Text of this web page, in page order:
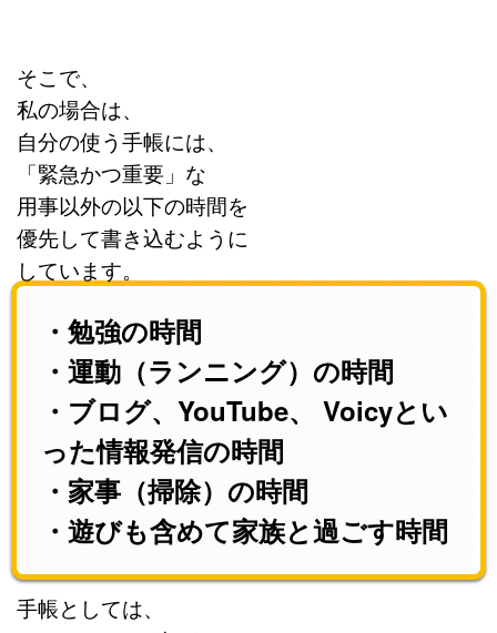
そこで、
私の場合は、
自分の使う手帳には、
「緊急かつ重要」な
用事以外の以下の時間を
優先して書き込むように
しています。
・勉強の時間
・運動（ランニング）の時間
・ブログ、YouTube、 Voicyとい
った情報発信の時間
・家事（掃除）の時間
・遊びも含めて家族と過ごす時間
手帳としては、